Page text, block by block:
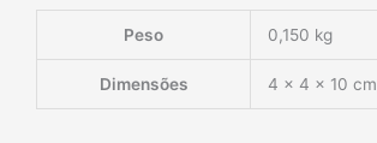
Peso 0,150 kg
Dimensões 4 × 4 × 10 cm